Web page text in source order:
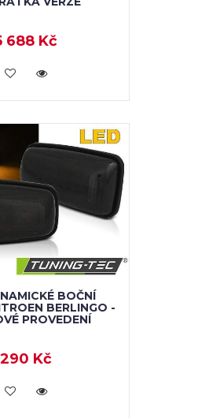
688 Kč
KOUPIT
BOČNÍ
BERLINGO -
PROVEDENÍ
290 Kč
KOUPIT